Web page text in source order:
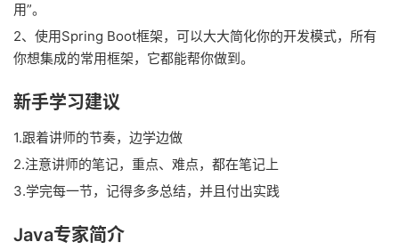
用”。
2、使用Spring Boot框架，可以大大简化你的开发模式，所有
你想集成的常用框架，它都能帮你做到。
新手学习建议
1.跟着讲师的节奏，边学边做
2.注意讲师的笔记，重点、难点，都在笔记上
3.学完每一节，记得多多总结，并且付出实践
Java专家简介